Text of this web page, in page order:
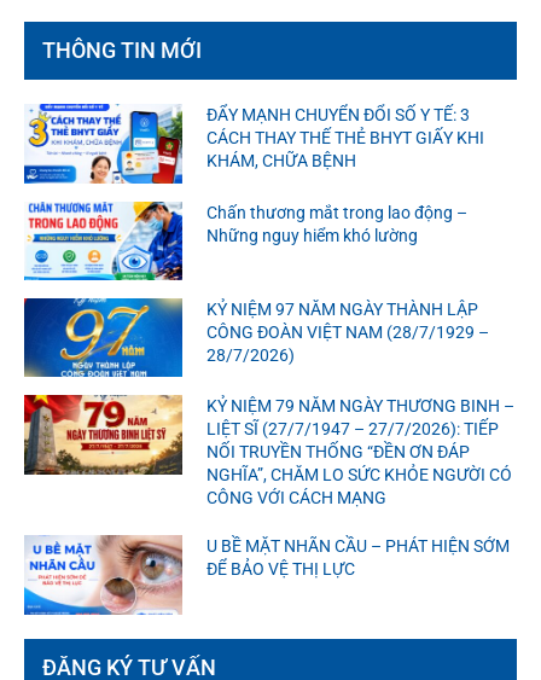
THÔNG TIN MỚI
ĐẨY MẠNH CHUYỂN ĐỔI SỐ Y TẾ: 3
CÁCH THAY THẾ THẺ BHYT GIẤY KHI
KHÁM, CHỮA BỆNH
Chấn thương mắt trong lao động –
Những nguy hiểm khó lường
KỶ NIỆM 97 NĂM NGÀY THÀNH LẬP
CÔNG ĐOÀN VIỆT NAM (28/7/1929 –
28/7/2026)
KỶ NIỆM 79 NĂM NGÀY THƯƠNG BINH –
LIỆT SĨ (27/7/1947 – 27/7/2026): TIẾP
NỐI TRUYỀN THỐNG “ĐỀN ƠN ĐÁP
NGHĨA”, CHĂM LO SỨC KHỎE NGƯỜI CÓ
CÔNG VỚI CÁCH MẠNG
U BỀ MẶT NHÃN CẦU – PHÁT HIỆN SỚM
ĐỂ BẢO VỆ THỊ LỰC
ĐĂNG KÝ TƯ VẤN